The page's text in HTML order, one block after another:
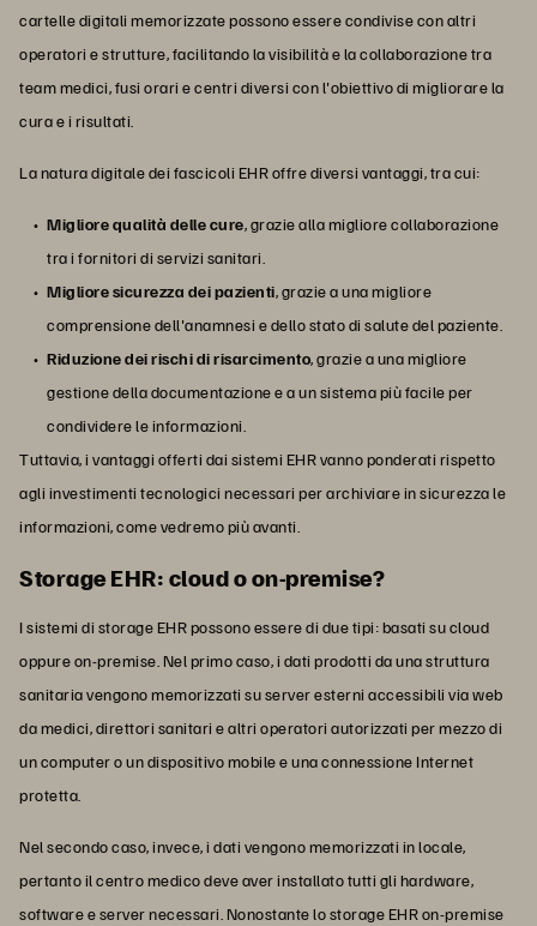
cartelle digitali memorizzate possono essere condivise con altri
operatori e strutture, facilitando la visibilità e la collaborazione tra
team medici, fusi orari e centri diversi con l'obiettivo di migliorare la
cura e i risultati.
La natura digitale dei fascicoli EHR offre diversi vantaggi, tra cui:
Migliore qualità delle cure, grazie alla migliore collaborazione
tra i fornitori di servizi sanitari.
Migliore sicurezza dei pazienti, grazie a una migliore
comprensione dell'anamnesi e dello stato di salute del paziente.
Riduzione dei rischi di risarcimento, grazie a una migliore
gestione della documentazione e a un sistema più facile per
condividere le informazioni.
Tuttavia, i vantaggi offerti dai sistemi EHR vanno ponderati rispetto
agli investimenti tecnologici necessari per archiviare in sicurezza le
informazioni, come vedremo più avanti.
Storage EHR: cloud o on-premise?
I sistemi di storage EHR possono essere di due tipi: basati su cloud
oppure on-premise. Nel primo caso, i dati prodotti da una struttura
sanitaria vengono memorizzati su server esterni accessibili via web
da medici, direttori sanitari e altri operatori autorizzati per mezzo di
un computer o un dispositivo mobile e una connessione Internet
protetta.
Nel secondo caso, invece, i dati vengono memorizzati in locale,
pertanto il centro medico deve aver installato tutti gli hardware,
software e server necessari. Nonostante lo storage EHR on-premise